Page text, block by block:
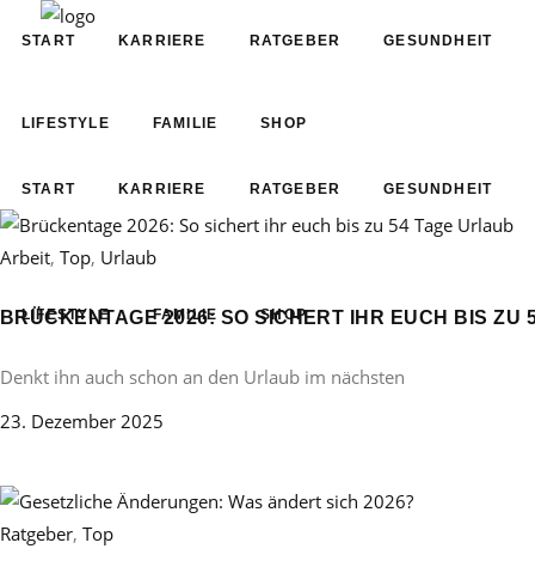
START KARRIERE RATGEBER GESUNDHEIT
LIFESTYLE FAMILIE SHOP
START KARRIERE RATGEBER GESUNDHEIT
LIFESTYLE FAMILIE SHOP
Arbeit, Top, Urlaub
BRÜCKENTAGE 2026: SO SICHERT IHR EUCH BIS ZU
Denkt ihn auch schon an den Urlaub im nächsten
23. Dezember 2025
Ratgeber, Top